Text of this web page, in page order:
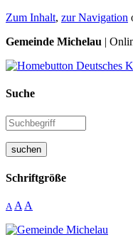
Zum Inhalt, zur Navigation
Gemeinde Michelau |
Suche
suchen
Schriftgröße
A A A